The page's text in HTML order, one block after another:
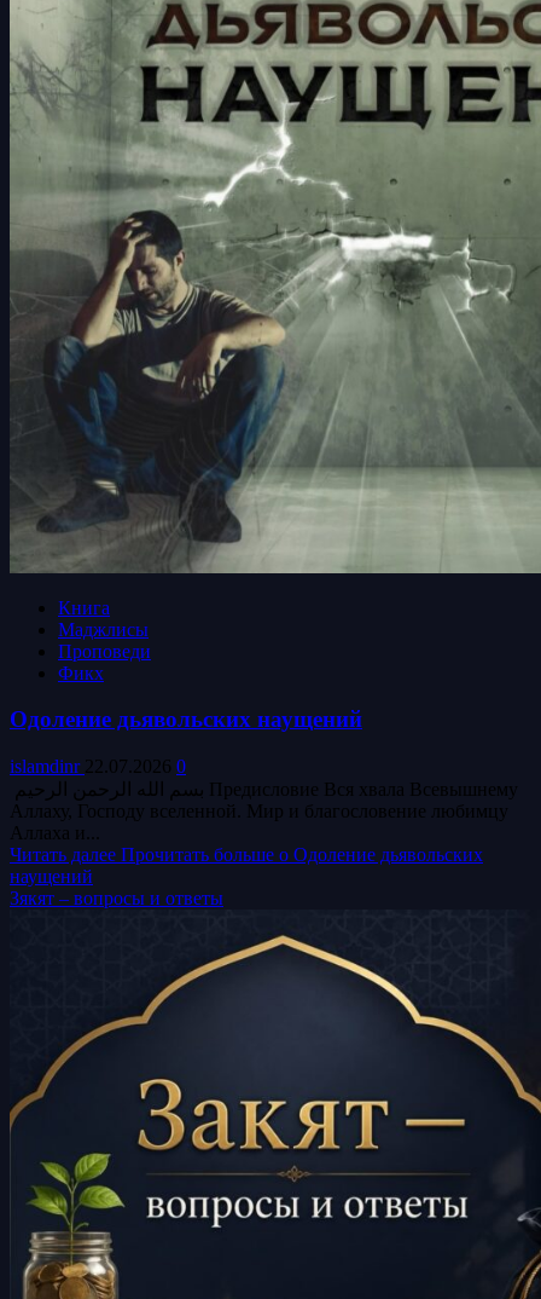
Книга
Маджлисы
Проповеди
Фикх
Одоление дьявольских наущений
islamdinr 22.07.2026 0
Аллаху, Господу вселенной. Мир и благословение любимцу
Аллаха и...
Читать далее Прочитать больше о Одоление дьявольских
наущений
Зякят – вопросы и ответы